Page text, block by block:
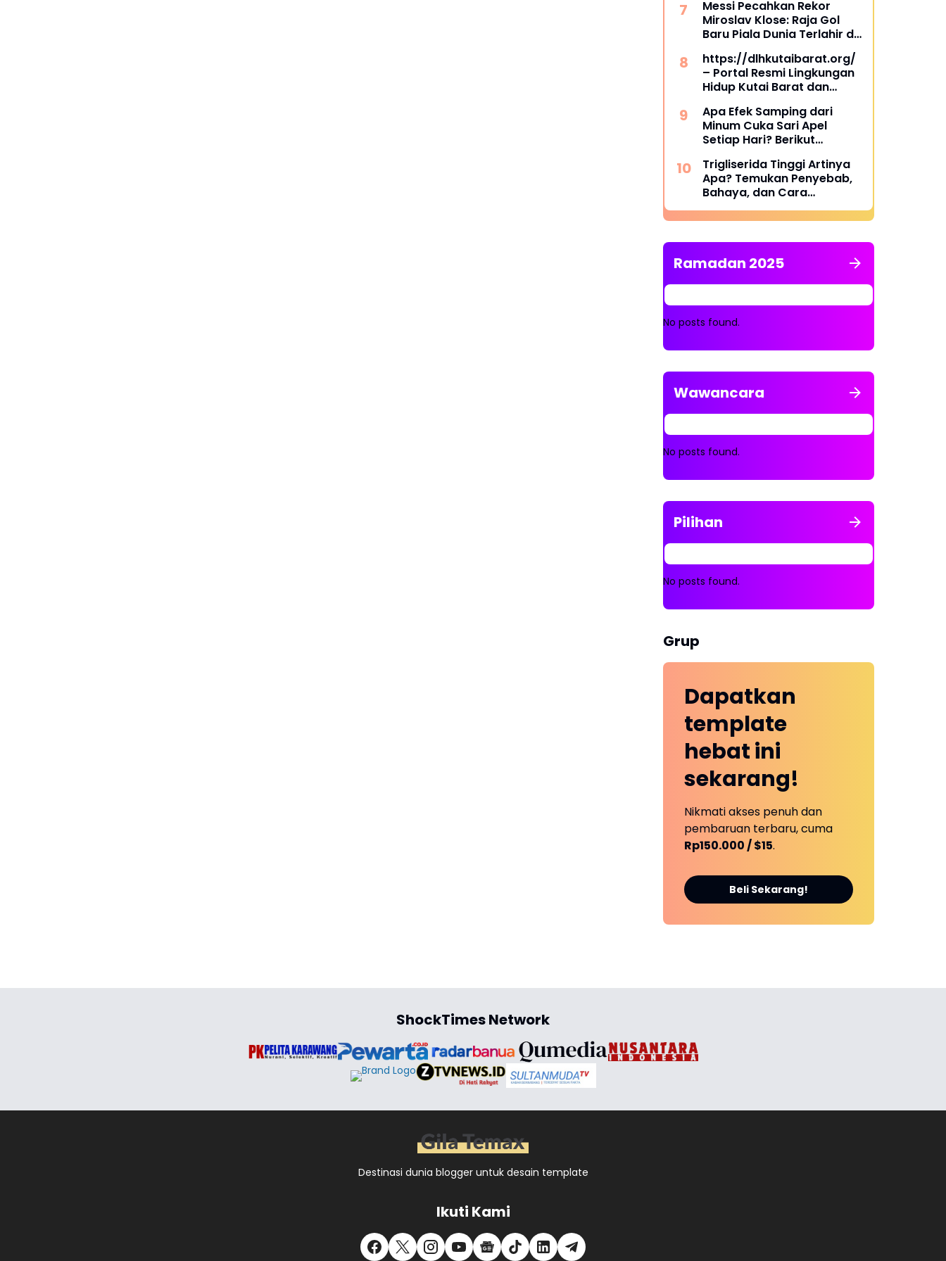
Messi Pecahkan Rekor
Miroslav Klose: Raja Gol
Baru Piala Dunia Terlahir di
https://dlhkutaibarat.org/
– Portal Resmi Lingkungan
Hidup Kutai Barat dan
Lingkungan Terpercaya
Apa Efek Samping dari
Minum Cuka Sari Apel
Setiap Hari? Berikut
Trigliserida Tinggi Artinya
Apa? Temukan Penyebab,
Bahaya, dan Cara
Mengatasinya
Ramadan 2025
No posts found.
Wawancara
No posts found.
Pilihan
No posts found.
Grup
Dapatkan
template
hebat ini
sekarang!
Nikmati akses penuh dan
pembaruan terbaru, cuma
Rp150.000 / $15.
Beli Sekarang!
ShockTimes Network
Destinasi dunia blogger untuk desain template
Ikuti Kami